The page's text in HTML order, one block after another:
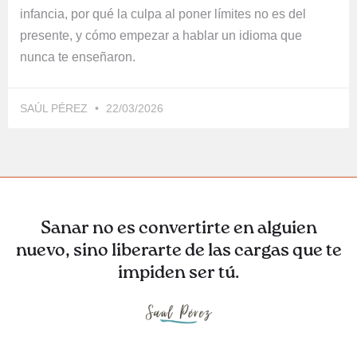
infancia, por qué la culpa al poner límites no es del
presente, y cómo empezar a hablar un idioma que
nunca te enseñaron.
SAÚL PÉREZ 22/03/2026
Sanar no es convertirte en alguien
nuevo, sino liberarte de las cargas que te
impiden ser tú.